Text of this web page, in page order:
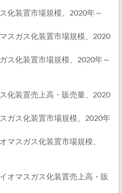
装置市場規模、2020年～
ガス化装置市場規模、2020
化装置市場規模、2020年～
装置売上高・販売量、2020
ス化装置市場規模、2020年
スガス化装置市場規模、
マスガス化装置売上高・販